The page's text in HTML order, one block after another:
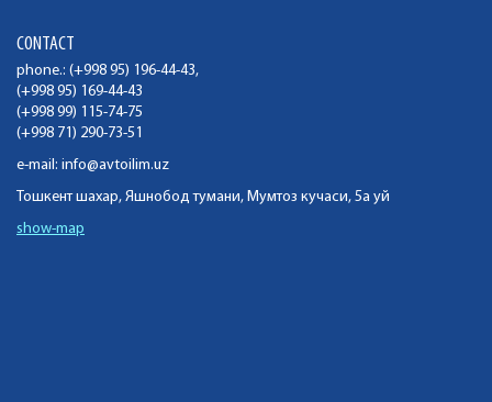
CONTACT
phone.: (+998 95) 196-44-43,
(+998 95) 169-44-43
(+998 99) 115-74-75
(+998 71) 290-73-51
e-mail: info@avtoilim.uz
Тошкент шахар, Яшнобод тумани, Мумтоз кучаси, 5а уй
show-map